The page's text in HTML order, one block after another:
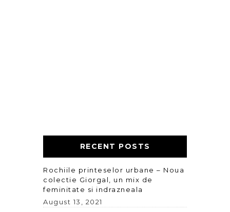
RECENT POSTS
Rochiile printeselor urbane – Noua
colectie Giorgal, un mix de
feminitate si indrazneala
August 13, 2021